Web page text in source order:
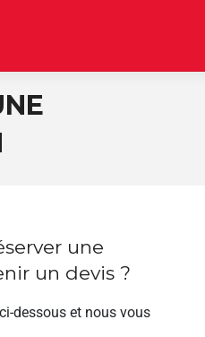
une
un devis ?
dessous et nous vous